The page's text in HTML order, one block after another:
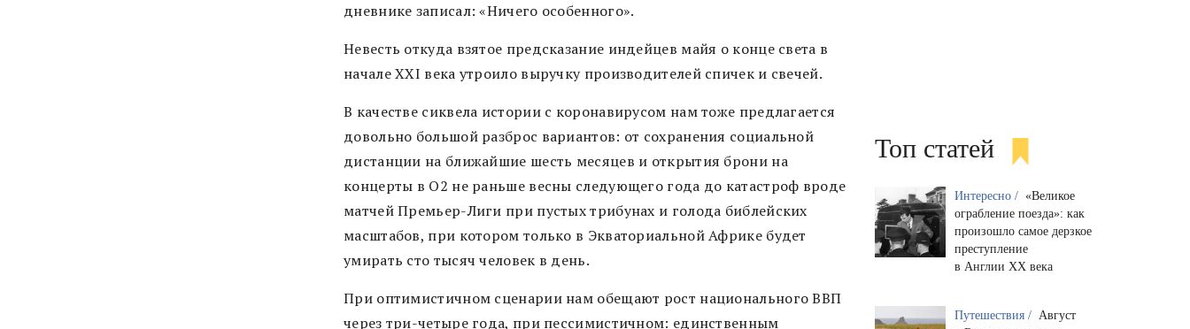
дневнике записал: «Ничего особенного».
Невесть откуда взятое предсказание индейцев майя о конце света в
начале XXI века утроило выручку производителей спичек и свечей.
В качестве сиквела истории с коронавирусом нам тоже предлагается
довольно большой разброс вариантов: от сохранения социальной
дистанции на ближайшие шесть месяцев и открытия брони на
концерты в O2 не раньше весны следующего года до катастроф вроде
матчей Премьер-Лиги при пустых трибунах и голода библейских
масштабов, при котором только в Экваториальной Африке будет
умирать сто тысяч человек в день.
При оптимистичном сценарии нам обещают рост национального ВВП
через три-четыре года, при пессимистичном: единственным
Топ статей
Интересно / «Великое
ограбление поезда»: как
произошло самое дерзкое
преступление
в Англии XX века
Путешествия / Август